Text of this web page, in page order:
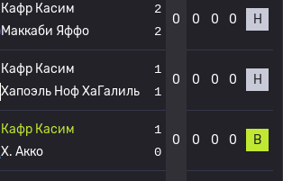
Кафр Касим
Маккаби Яффо
2
2
0 0 0 0 Н
Кафр Касим
Хапоэль Ноф ХаГалиль
1
1
0 0 0 0 Н
Кафр Касим
Х. Акко
1
0
0 0 0 0 В